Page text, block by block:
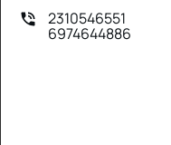
2310546551
6974644886